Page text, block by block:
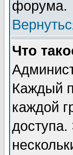
форума.
Что
Каждый
каждой
доступа.